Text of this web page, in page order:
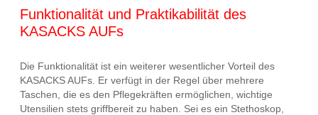
Funktionalität und Praktikabilität des
KASACKS AUFs
Die Funktionalität ist ein weiterer wesentlicher Vorteil des
KASACKS AUFs. Er verfügt in der Regel über mehrere
Taschen, die es den Pflegekräften ermöglichen, wichtige
Utensilien stets griffbereit zu haben. Sei es ein Stethoskop,